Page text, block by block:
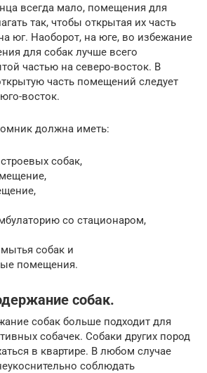
всегда мало, помещения для
так, чтобы открытая их часть
юг. Наоборот, на юге, во избежание
для собак лучше всего
частью на северо-восток. В
часть помещений следует
восток.
должна иметь:
собак,
со стационаром,
собак и
помещения.
собак.
собак больше подходит для
собачек. Собаки других пород
в квартире. В любом случае
соблюдать